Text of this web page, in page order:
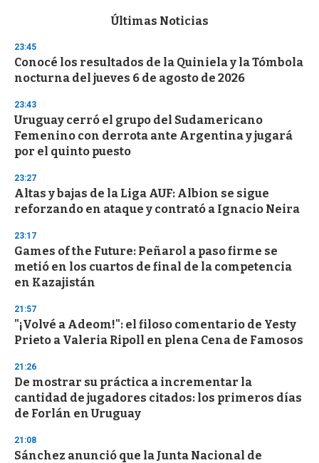
d
s
o
f
3
s
e
c
o
d
s
Últimas Noticias
23:45
Conocé los resultados de la Quiniela y la Tómbola
nocturna del jueves 6 de agosto de 2026
23:43
Uruguay cerró el grupo del Sudamericano
Femenino con derrota ante Argentina y jugará
por el quinto puesto
23:27
Altas y bajas de la Liga AUF: Albion se sigue
reforzando en ataque y contrató a Ignacio Neira
23:17
Games of the Future: Peñarol a paso firme se
metió en los cuartos de final de la competencia
en Kazajistán
21:57
"¡Volvé a Adeom!": el filoso comentario de Yesty
Prieto a Valeria Ripoll en plena Cena de Famosos
21:26
De mostrar su práctica a incrementar la
cantidad de jugadores citados: los primeros días
de Forlán en Uruguay
21:08
Sánchez anunció que la Junta Nacional de